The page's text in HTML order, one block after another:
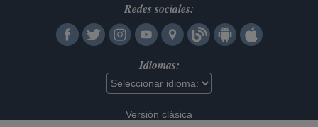
Redes sociales:
Idiomas:
Versión clásica